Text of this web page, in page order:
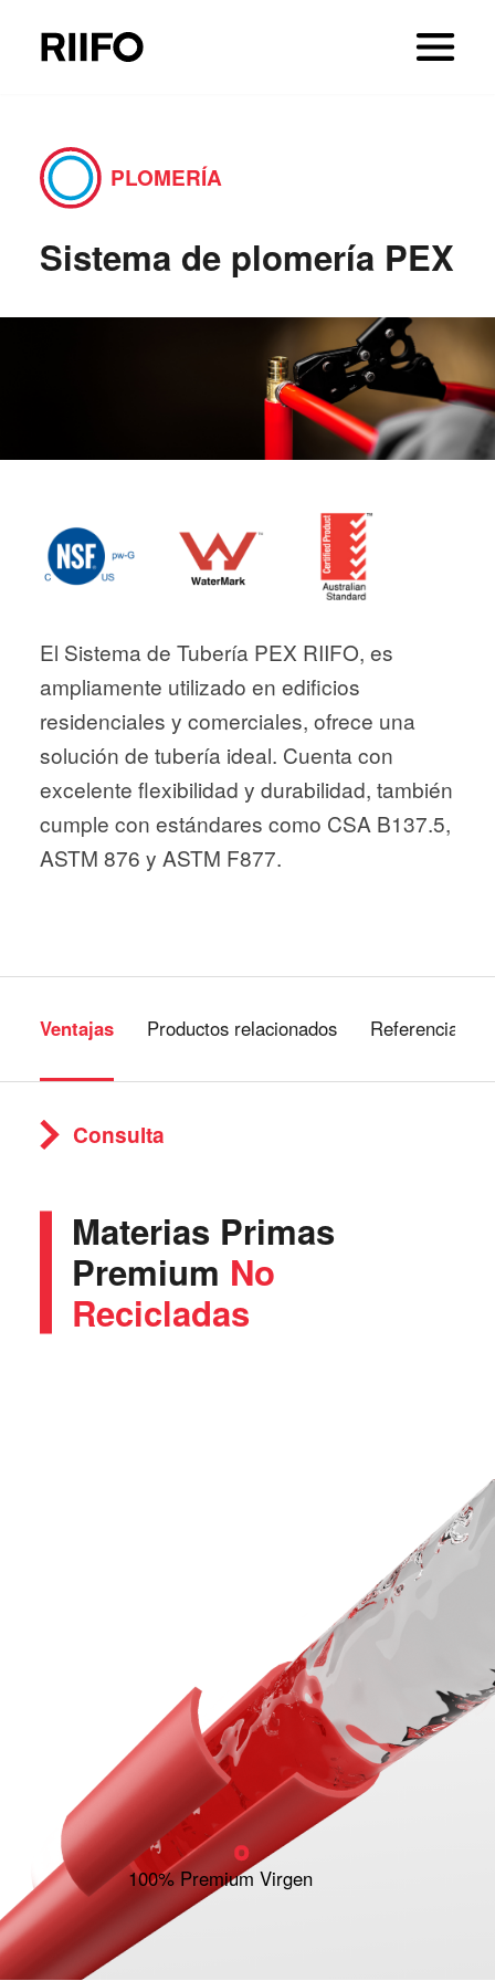
PLOMERÍA
Sistema de plomería PEX
El Sistema de Tubería PEX RIIFO, es
ampliamente utilizado en edificios
residenciales y comerciales, ofrece una
solución de tubería ideal. Cuenta con
excelente flexibilidad y durabilidad, también
cumple con estándares como CSA B137.5,
ASTM 876 y ASTM F877.
Ventajas Productos relacionados Referencia
Consulta
Materias Primas
Premium No
Recicladas
100% Premium Virgen